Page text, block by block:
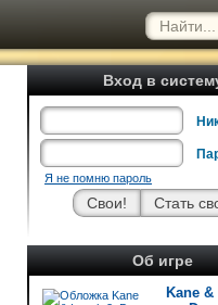
Вход в
Я не помню пароль
Об игре
Kane